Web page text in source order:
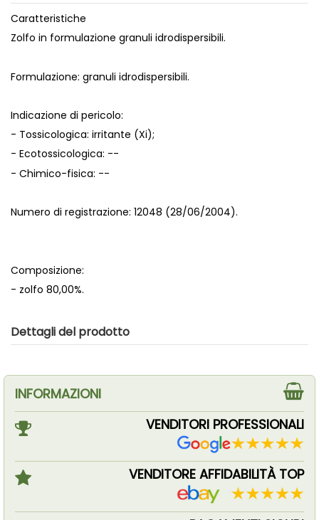
Caratteristiche
Zolfo in formulazione granuli idrodispersibili.
Formulazione: granuli idrodispersibili.
Indicazione di pericolo:
- Tossicologica: irritante (Xi);
- Ecotossicologica: --
- Chimico-fisica: --
Numero di registrazione: 12048 (28/06/2004).
Composizione:
- zolfo 80,00%.
Dettagli del prodotto
INFORMAZIONI
VENDITORI PROFESSIONALI
VENDITORE AFFIDABILITÀ TOP